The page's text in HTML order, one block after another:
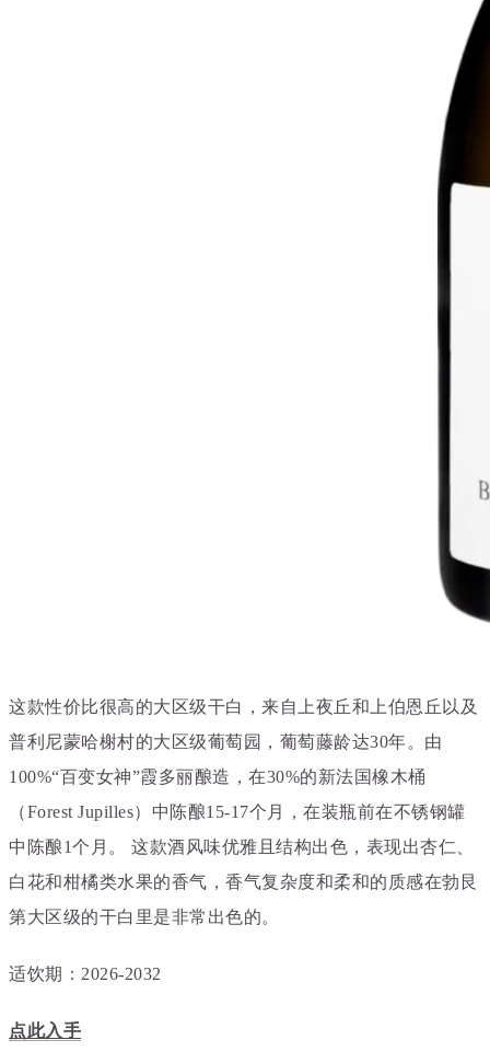
这款性价比很高的大区级干白，来自上夜丘和上伯恩丘以及
普利尼蒙哈榭村的大区级葡萄园，葡萄藤龄达30年。由
100%“百变女神”霞多丽酿造，在30%的新法国橡木桶
（Forest Jupilles）中陈酿15-17个月，在装瓶前在不锈钢罐
中陈酿1个月。 这款酒风味优雅且结构出色，表现出杏仁、
白花和柑橘类水果的香气，香气复杂度和柔和的质感在勃艮
第大区级的干白里是非常出色的。
适饮期：2026-2032
点此入手